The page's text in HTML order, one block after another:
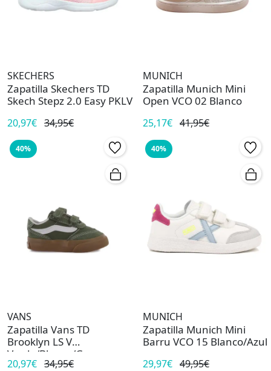
SKECHERS
Zapatilla Skechers TD
Skech Stepz 2.0 Easy PKLV
20,97€ 34,95€
MUNICH
Zapatilla Munich Mini
Open VCO 02 Blanco
25,17€ 41,95€
40%
VANS
Zapatilla Vans TD
Brooklyn LS V
Verde/Blanco/Gum
20,97€ 34,95€
40%
MUNICH
Zapatilla Munich Mini
Barru VCO 15 Blanco/Azul
29,97€ 49,95€